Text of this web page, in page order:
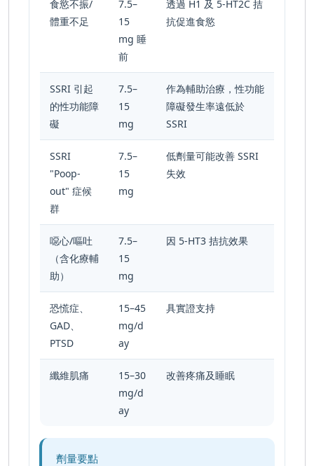
食慾不振/
體重不足
7.5–
15
mg 睡
前
透過 H1 及 5-HT2C 拮
抗促進食慾
SSRI 引起
的性功能障
礙
7.5–
15
mg
作為輔助治療，性功能
障礙發生率遠低於
SSRI
SSRI
"Poop-
out" 症候
群
7.5–
15
mg
低劑量可能改善 SSRI
失效
噁心/嘔吐
（含化療輔
助）
7.5–
15
mg
因 5-HT3 拮抗效果
恐慌症、
GAD、
PTSD
15–45
mg/d
ay
具實證支持
纖維肌痛
15–30
mg/d
ay
改善疼痛及睡眠
劑量要點